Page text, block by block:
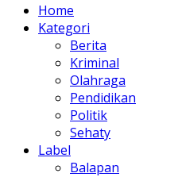
Home
Kategori
Berita
Kriminal
Olahraga
Pendidikan
Politik
Sehaty
Label
Balapan